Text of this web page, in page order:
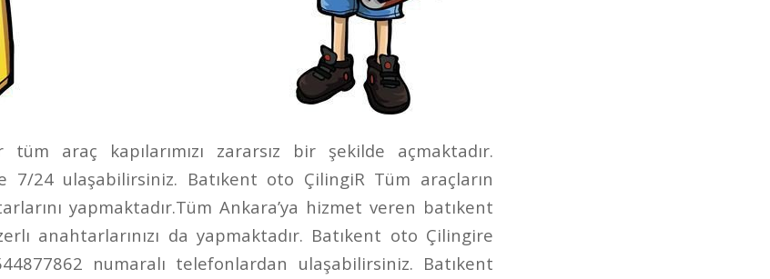
araç kapılarımızı zararsız bir şekilde açmaktadır.
7/24 ulaşabilirsiniz. Batıkent oto ÇilingiR Tüm araçların
yapmaktadır.Tüm Ankara’ya hizmet veren batıkent
anahtarlarınızı da yapmaktadır. Batıkent oto Çilingire
numaralı telefonlardan ulaşabilirsiniz. Batıkent